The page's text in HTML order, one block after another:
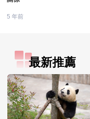
5 年前
最新推薦